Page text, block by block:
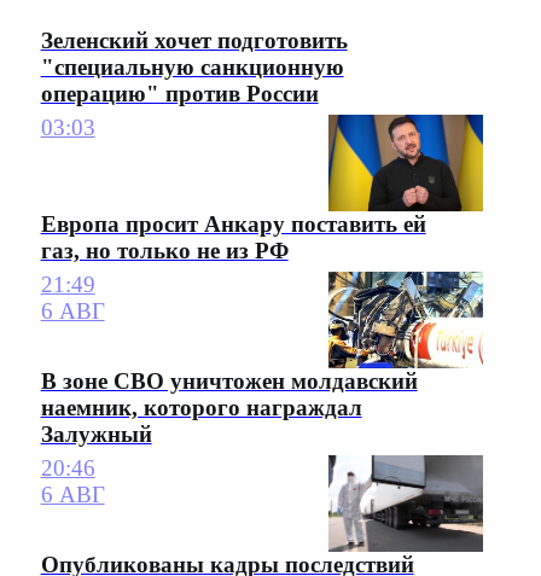
Зеленский хочет подготовить
"специальную санкционную
операцию" против России
03:03
Европа просит Анкару поставить ей
газ, но только не из РФ
21:49
6 АВГ
В зоне СВО уничтожен молдавский
наемник, которого награждал
Залужный
20:46
6 АВГ
Опубликованы кадры последствий